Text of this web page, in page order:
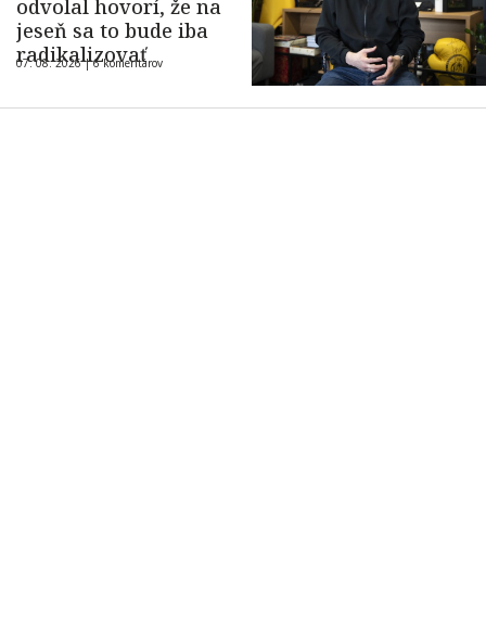
odvolal hovorí, že na
jeseň sa to bude iba
radikalizovať
07. 08. 2026 |6 komentárov